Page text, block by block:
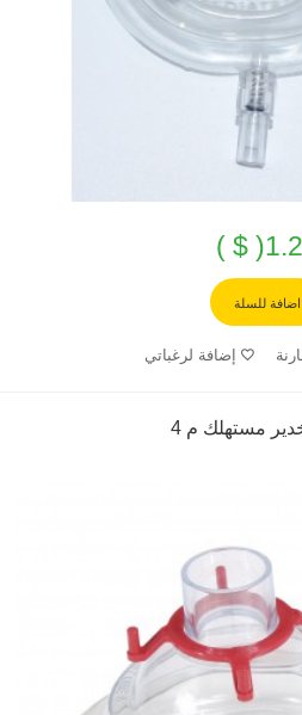
اضافة للسلة
إضافة لرغباتي
مستهلك م 4